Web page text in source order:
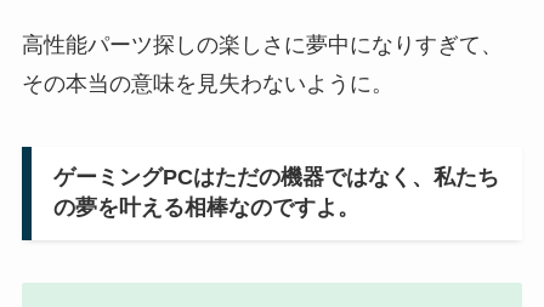
高性能パーツ探しの楽しさに夢中になりすぎて、
その本当の意味を見失わないように。
ゲーミングPCはただの機器ではなく、私たち
の夢を叶える相棒なのですよ。